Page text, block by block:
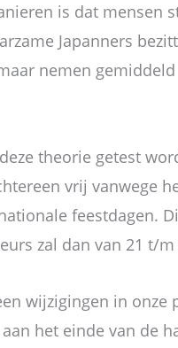
is dat mensen
Japanners
nemen
theorie getest
vrij vanwege
feestdagen.
zal dan van 21 t/
wijzigingen in
het einde van de